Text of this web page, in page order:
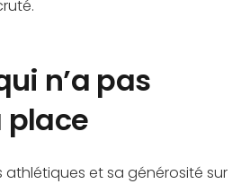
n’a pas
place
athlétiques et sa générosité sur